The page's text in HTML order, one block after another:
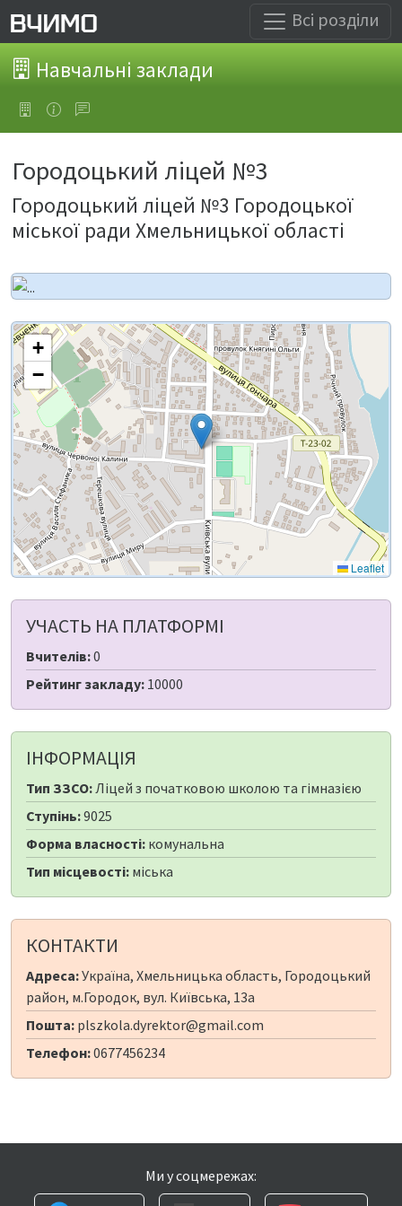
Всі розділи
Навчальні заклади
Городоцький ліцей №3
Городоцький ліцей №3 Городоцької
міської ради Хмельницької області
+
−
Leaflet
УЧАСТЬ НА ПЛАТФОРМІ
Вчителів:0
Рейтинг закладу: 10000
ІНФОРМАЦІЯ
Тип ЗЗСО:Ліцей з початковою школою та гімназією
Ступінь:9025
Форма власності: комунальна
Тип місцевості: міська
КОНТАКТИ
Адреса:Україна, Хмельницька область, Городоцький
район, м.Городок, вул. Київська, 13а
Пошта: plszkola.dyrektor@gmail.com
Телефон:0677456234
Ми у соцмережах: